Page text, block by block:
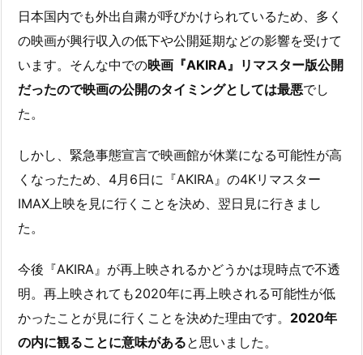
日本国内でも外出自粛が呼びかけられているため、多く
の映画が興行収入の低下や公開延期などの影響を受けて
います。そんな中での映画『AKIRA』リマスター版公開
だったので映画の公開のタイミングとしては最悪でし
た。
しかし、緊急事態宣言で映画館が休業になる可能性が高
くなったため、4月6日に『AKIRA』の4Kリマスター
IMAX上映を見に行くことを決め、翌日見に行きまし
た。
今後『AKIRA』が再上映されるかどうかは現時点で不透
明。再上映されても2020年に再上映される可能性が低
かったことが見に行くことを決めた理由です。 2020年
の内に観ることに意味があると思いました。